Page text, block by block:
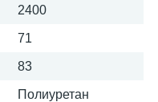
2400
71
83
Полиуретан